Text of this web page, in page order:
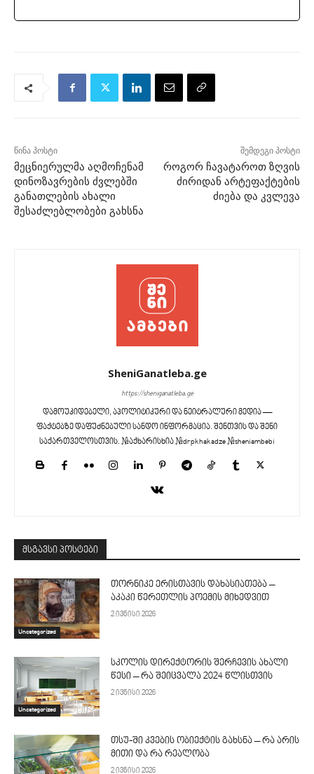
წინა პოსტი
მეცნიერულმა აღმოჩენამ
დინოზავრების ძვლებში
განათლების ახალი
შესაძლებლობები გახსნა
შემდეგი პოსტი
როგორ ჩავატაროთ ზღვის
ძირიდან არტეფაქტების
ძიება და კვლევა
SheniGanatleba.ge
https://sheniganatleba.ge
დამოუკიდებელი, აპოლიტიკური და ნეიტრალური მედია —
ფაქტებზე დაფუძნებული სანდო ინფორმაცია. შენთვის და შენი
საქართველოსთვის. #აქხარისხია #drpkhakadze #sheniambebi
მსგავსი პოსტები
Uncategorized
თორნიკე ერისთავის დახასიათება –
აკაკი წერეთლის პოემის მიხედვით
2 ივნისი 2026
Uncategorized
სკოლის დირექტორის შერჩევის ახალი
წესი – რა შეიცვალა 2024 წლისთვის
2 ივნისი 2026
თსუ-ში კვების ობიექტის გახსნა – რა არის
მითი და რა რეალობა
2 ივნისი 2026